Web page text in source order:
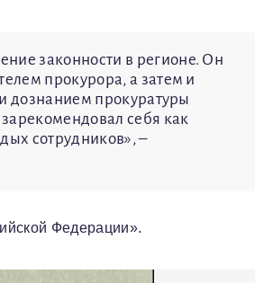
законности в регионе. Он
прокурора, а затем и
дознанием прокуратуры
себя как
сотрудников», –
Федерации».